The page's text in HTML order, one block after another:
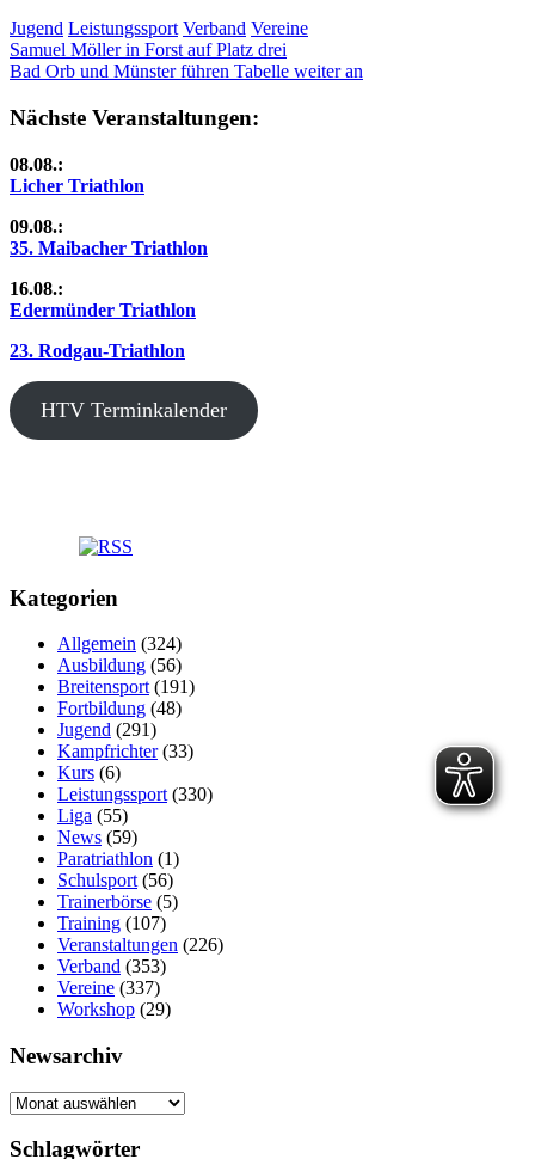
Jugend Leistungssport Verband Vereine
Beitragsnavigation
Vorheriger
Beitrag:
Samuel Möller in Forst auf Platz drei
Nächster
Bad Orb und Münster führen Tabelle weiter an
Nächste Veranstaltungen:
08.08.:
Licher Triathlon
09.08.:
35. Maibacher Triathlon
16.08.:
Edermünder Triathlon
23. Rodgau-Triathlon
HTV Terminkalender
Kategorien
Allgemein (324)
Ausbildung (56)
Breitensport (191)
Fortbildung (48)
Jugend (291)
Kampfrichter(33)
Kurs (6)
Leistungssport (330)
Liga (55)
News (59)
Paratriathlon (1)
Schulsport (56)
Trainerbörse (5)
Training (107)
Veranstaltungen (226)
Verband (353)
Vereine (337)
Workshop (29)
Newsarchiv
Newsarchiv
Schlagwörter